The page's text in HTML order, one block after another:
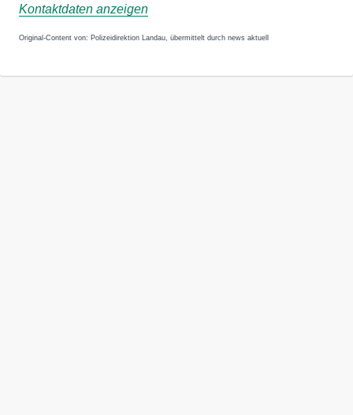
Kontaktdaten anzeigen
Original-Content von: Polizeidirektion Landau, übermittelt durch news aktuell